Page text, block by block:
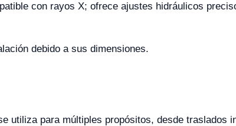
con rayos X; ofrece ajustes hidráulicos
debido a sus dimensiones.
utiliza para múltiples propósitos, desde traslados